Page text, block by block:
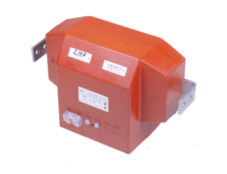
РУКОВОДСТВА ПО ЭКСПЛУАТАЦИИ ОБОРУДОВАНИЯ ГРУППЫ СВЭЛ
РУКОВОДСТВО ПО ЭКСПЛУАТАЦИИ ИЗМЕРИТЕЛЬНОГО ТРАНСФОРМАТОРА ТОКА ТПЛ-
СВЭЛ-10 УХЛ2